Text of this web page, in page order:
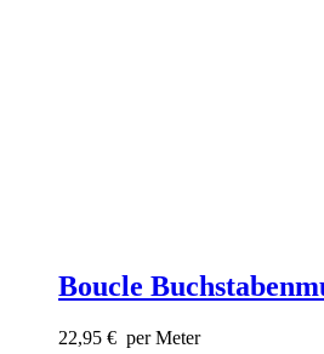
Boucle
22,95 € per Meter